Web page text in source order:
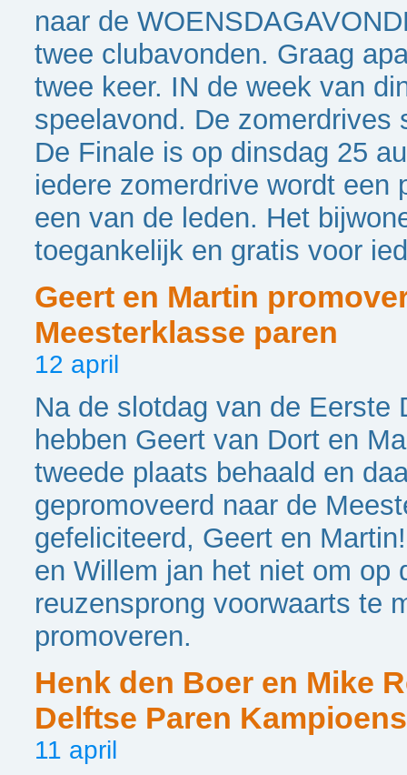
naar de
twee clubavonden. Graag
twee keer. IN de week van
speelavond. De zomerdrives
De Finale is op dinsdag 25
iedere zomerdrive wordt een
een van de leden. Het
toegankelijk en gratis voor
Geert en Martin
Meesterklasse paren
12 april
Na de slotdag van de Eerste
hebben Geert van Dort en
tweede plaats behaald en
gepromoveerd naar de
gefeliciteerd, Geert en
en Willem jan het niet om op
reuzensprong voorwaarts te
promoveren.
Henk den Boer en Mike
Delftse Paren
11 april